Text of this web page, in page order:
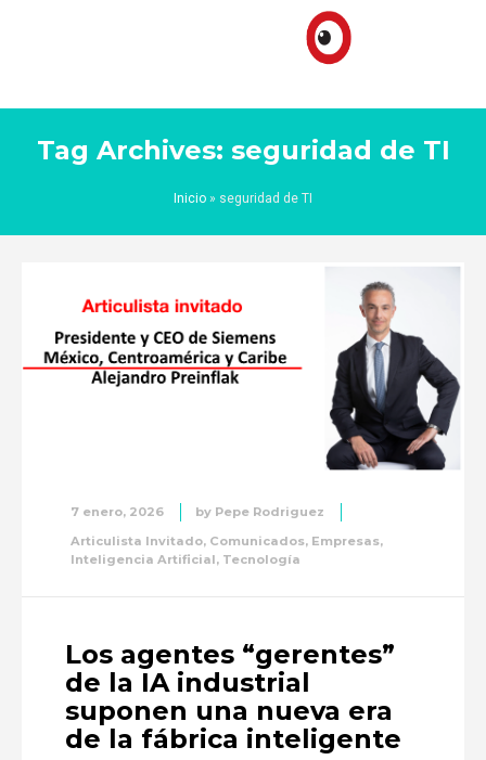
Tag Archives: seguridad de TI
Inicio » seguridad de TI
7 enero, 2026 by Pepe Rodriguez
Articulista Invitado, Comunicados, Empresas,
Inteligencia Artificial, Tecnología
Los agentes “gerentes”
de la IA industrial
suponen una nueva era
de la fábrica inteligente